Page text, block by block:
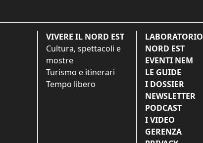
VIVERE IL NORD EST
Cultura, spettacoli e
mostre
Turismo e itinerari
Tempo libero
LABORATORIO
NORD EST
EVENTI NEM
LE GUIDE
I DOSSIER
NEWSLETTER
PODCAST
I VIDEO
GERENZA